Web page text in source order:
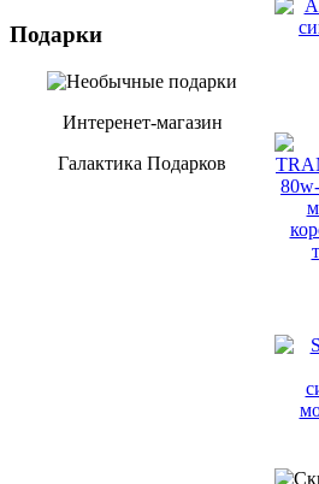
Подарки
Интеренет-магазин
Галактика Подарков